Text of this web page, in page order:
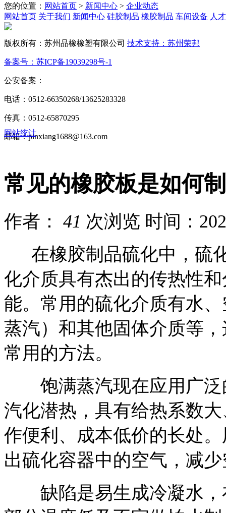
您的位置： 网站首页 > 新闻中心 > 企业动态
常见的橡胶板是如何
作者： 41 次浏览 时间：
在橡胶制品硫化中，硫
化介质具有杰出的传热性
能。常用的硫化介质有水
蒸汽）和其他固体介质等
常用的方法。
饱满蒸汽现在应用广泛
汽化潜热，具有给热系数
作便利、成本低价的长处
出硫化容器中的空气，减
缺陷是易生成冷凝水，
网站首页 关于我们 新闻中心 硅胶制品 橡胶制品 车间设备 人
版权所有：苏州品橡橡塑有限公司 技术支持：苏州荣邦
备案号：苏ICP备19039298号-1
公安备案：
电话：0512-66350268/13625283328
传真：0512-65870295
邮箱：pinxiang1688@163.com
网站统计